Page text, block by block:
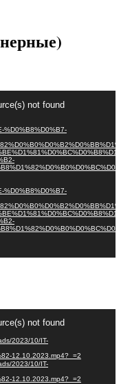
not found
%D0%B8%D0%B7-
%D0%B8%D0%B7-
not found
2023/10/IT-
12.10.2023.mp4?_=2
2023/10/IT-
12.10.2023.mp4?_=2